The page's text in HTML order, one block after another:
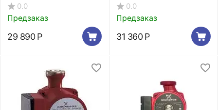
0.0
Предзаказ
29 890 Р
0.0
Предзаказ
31 360 Р